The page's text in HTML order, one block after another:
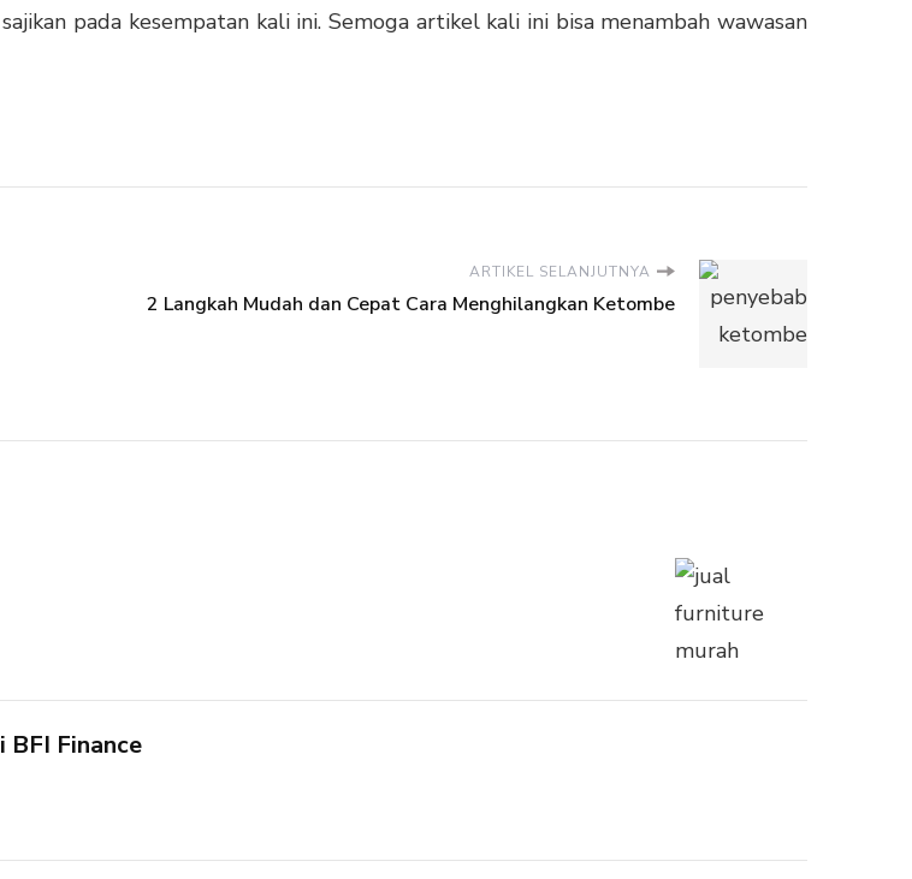
pada kesempatan kali ini. Semoga artikel kali ini bisa menambah wawasan
ARTIKEL SELANJUTNYA
2 Langkah Mudah dan Cepat Cara Menghilangkan Ketombe
BFI Finance